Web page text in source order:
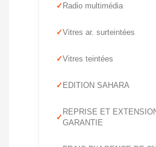
Radio multimédia
Vitres ar. surteintées
Vitres teintées
EDITION SAHARA
REPRISE ET
GARANTIE